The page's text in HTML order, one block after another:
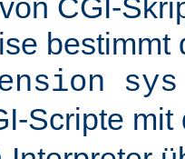
CGI-
bestimmt
Scripte